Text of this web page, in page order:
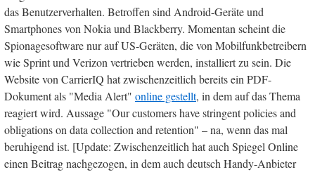
das Benutzerverhalten. Betroffen sind Android-Geräte und
Smartphones von Nokia und Blackberry. Momentan scheint die
Spionagesoftware nur auf US-Geräten, die von Mobilfunkbetreibern
wie Sprint und Verizon vertrieben werden, installiert zu sein. Die
Website von CarrierIQ hat zwischenzeitlich bereits ein PDF-
Dokument als "Media Alert" online gestellt, in dem auf das Thema
reagiert wird. Aussage "Our customers have stringent policies and
obligations on data collection and retention" – na, wenn das mal
beruhigend ist. [Update: Zwischenzeitlich hat auch Spiegel Online
einen Beitrag nachgezogen, in dem auch deutsch Handy-Anbieter